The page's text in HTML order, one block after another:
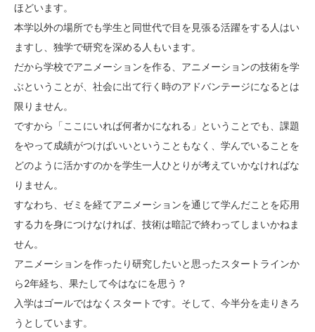
ほどいます。
本学以外の場所でも学生と同世代で目を見張る活躍をする人はい
ますし、独学で研究を深める人もいます。
だから学校でアニメーションを作る、アニメーションの技術を学
ぶということが、社会に出て行く時のアドバンテージになるとは
限りません。
ですから「ここにいれば何者かになれる」ということでも、課題
をやって成績がつけばいいということもなく、学んでいることを
どのように活かすのかを学生一人ひとりが考えていかなければな
りません。
すなわち、ゼミを経てアニメーションを通じて学んだことを応用
する力を身につけなければ、技術は暗記で終わってしまいかねま
せん。
アニメーションを作ったり研究したいと思ったスタートラインか
ら2年経ち、果たして今はなにを思う？
入学はゴールではなくスタートです。そして、今半分を走りきろ
うとしています。